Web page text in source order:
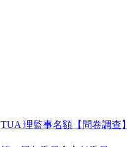
TUA 理監事名額【問卷調查】